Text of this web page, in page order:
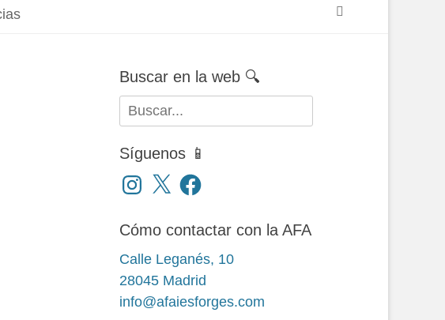
Buscar en la web 🔍
Buscar:
Síguenos 📱
Instagram
X Facebook
Cómo contactar con la AFA
Calle Leganés, 10
28045 Madrid
info@afaiesforges.com